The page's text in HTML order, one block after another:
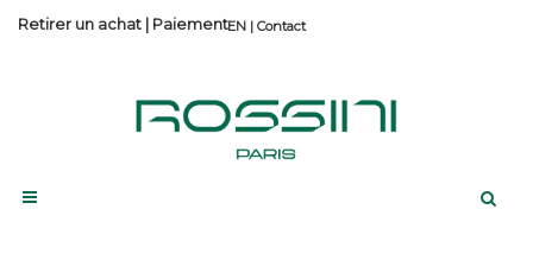
Contact
Retirer un achat | Paiement